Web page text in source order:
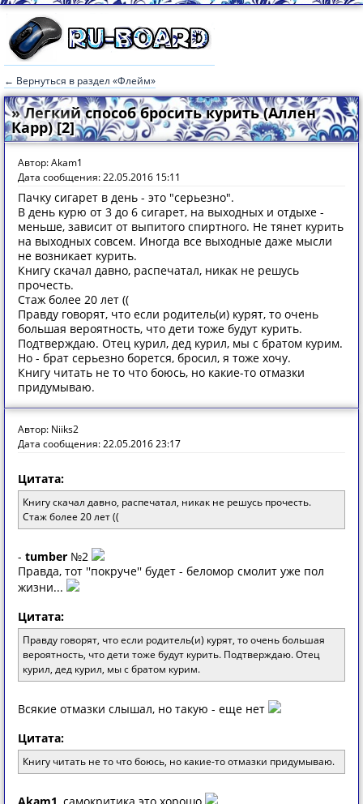
← Вернуться в раздел «Флейм»
» Легкий способ бросить курить (Аллен
Карр) [2]
Автор: Akam1
Дата сообщения: 22.05.2016 15:11
Пачку сигарет в день - это "серьезно".
В день курю от 3 до 6 сигарет, на выходных и отдыхе -
меньше, зависит от выпитого спиртного. Не тянет курить
на выходных совсем. Иногда все выходные даже мысли
не возникает курить.
Книгу скачал давно, распечатал, никак не решусь
прочесть.
Стаж более 20 лет ((
Правду говорят, что если родитель(и) курят, то очень
большая вероятность, что дети тоже будут курить.
Подтверждаю. Отец курил, дед курил, мы с братом курим.
Но - брат серьезно борется, бросил, я тоже хочу.
Книгу читать не то что боюсь, но какие-то отмазки
придумываю.
Автор: Niiks2
Дата сообщения: 22.05.2016 23:17
Цитата:
Книгу скачал давно, распечатал, никак не решусь прочесть.
Стаж более 20 лет ((
- tumber №2
Правда, тот ''покруче'' будет - беломор смолит уже пол
жизни...
Цитата:
Правду говорят, что если родитель(и) курят, то очень большая
вероятность, что дети тоже будут курить. Подтверждаю. Отец
курил, дед курил, мы с братом курим.
Всякие отмазки слышал, но такую - еще нет
Цитата:
Книгу читать не то что боюсь, но какие-то отмазки придумываю.